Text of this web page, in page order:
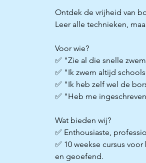
Ontdek de vrijheid van
Leer alle technieken,
Voor wie?
✅ "Zie al die snelle
✅ "Ik zwem altijd
✅ "Ik heb zelf wel de
✅ "Heb me
Wat bieden wij?
✅ Enthousiaste,
✅ 10 weekse cursus
en geoefend.